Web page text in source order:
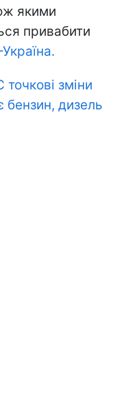
якими
привабити
зміни
бензин, дизель